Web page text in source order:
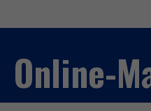
Online-